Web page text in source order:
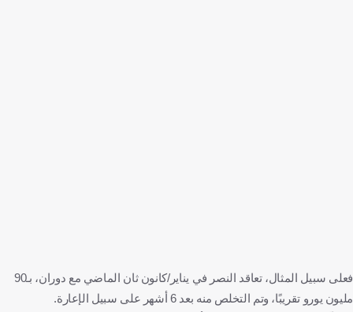
فعلى سبيل المثال، تعاقد النصر في يناير/كانون ثان الماضي مع دوران، بـ90
مليون يورو تقريبًا، وتم التخلص منه بعد 6 أشهر على سبيل الإعارة.